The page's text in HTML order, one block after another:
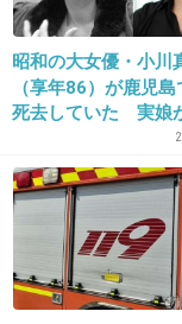
16. 匿名 2021/03/22(月) 09:48:24
トイレ貸さな
昭和の大女優・小川
（享年86）が鹿児
死去していた 実娘
「毒母」の素顔と空